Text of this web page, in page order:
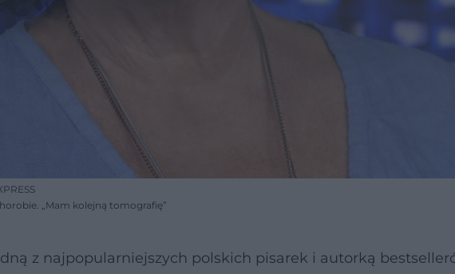
„Mam kolejną tomografię”
z najpopularniejszych polskich pisarek i autorką